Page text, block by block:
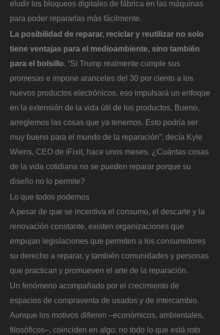
eludir los bloqueos digitales de fábrica en las máquinas
para poder repararlas más fácilmente.
La posibilidad de reparar, reciclar y reutilizar no solo
tiene ventajas para el medioambiente, sino también
para el bolsillo. “Si Trump realmente cumple sus
promesas e impone aranceles del 30 por ciento a los
nuevos productos electrónicos, eso impulsará un enfoque
en la extensión de la vida útil de los productos. Bueno,
arreglemos las cosas que ya tenemos. Esto podría ser
muy bueno para el mundo de la reparación”, decía Kyle
Wiens, CEO de iFixit, hace unos meses. ¿Cuántas cosas
de la vida cotidiana no se pueden reparar porque su
diseño no lo permite?
Lo que todos podemos
A pesar de que se incentiva el consumo, el descarte y la
renovación constante, existen organizaciones que
empujan legislaciones que permiten a los consumidores
su derecho a reparar, y también comunidades y personas
que practican y promueven el arte de la reparación.
Un fenómeno acompañado por el crecimiento de
espacios de compraventa de usados y de intercambio.
Aunque los motivos difieren –económicos, ambientales,
filosóficos–, coinciden en algo: no todo lo que está roto